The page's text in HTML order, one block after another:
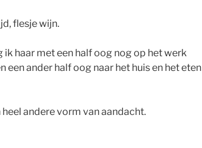
flesje wijn.
ik haar met een half oog nog op het werk
een ander half oog naar het huis en het eten
andere vorm van aandacht.